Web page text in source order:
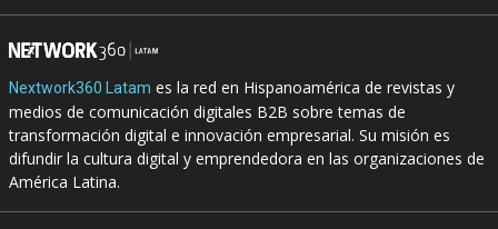
Nextwork360 Latam es la red en Hispanoamérica de revistas y
medios de comunicación digitales B2B sobre temas de
transformación digital e innovación empresarial. Su misión es
difundir la cultura digital y emprendedora en las organizaciones de
América Latina.